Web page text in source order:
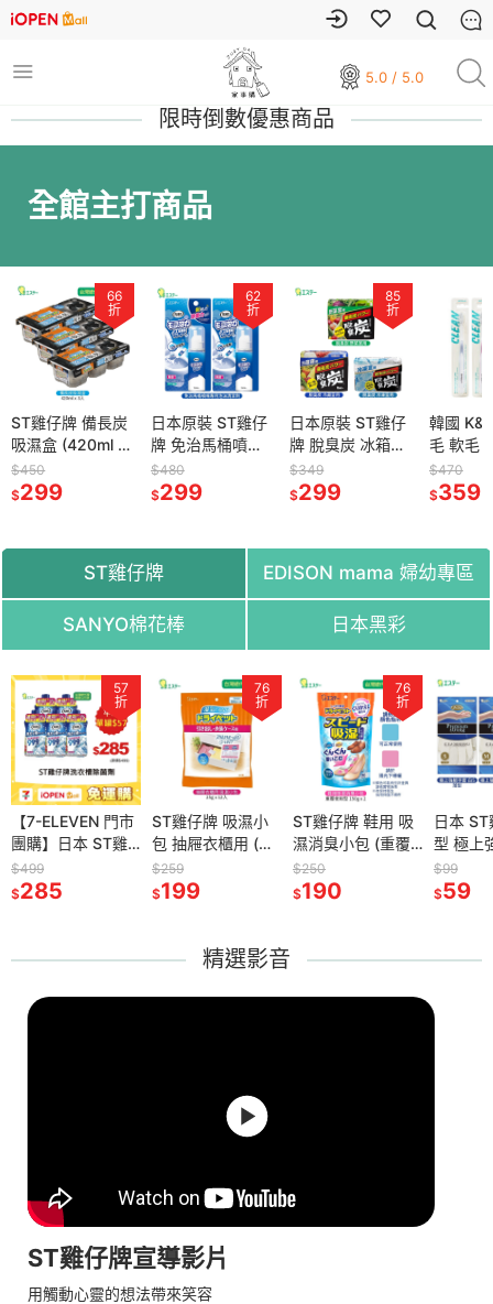
5.0 / 5.0
限時倒數優惠商品
全館主打商品
66
折
ST雞仔牌 備長炭
吸濕盒 (420ml x
3入) 三入組
$450
$299
62
折
日本原裝 ST雞仔
牌 免治馬桶噴嘴
專用泡沫清潔劑
噴嘴清潔 慕絲清
$480
$299
85
折
日本原裝 ST雞仔
牌 脫臭炭 冰箱組
合(冷藏+冷凍+野
菜室)
$349
$299
韓國
毛 軟毛
隨機色 6
$470
$359
ST雞仔牌 EDISON mama 婦幼專區
SANYO棉花棒 日本黑彩
57
折
【7-ELEVEN 門市
團購】日本 ST雞
仔牌 洗淨力
99.9% 洗衣槽 除
$499
$285
76
折
ST雞仔牌 吸濕小
包 抽屜衣櫃用 (衣
物.皮製品/25g x
12入)
$259
$199
76
折
ST雞仔牌 鞋用 吸
濕消臭小包 (重覆
使用型/150g x 2)
$250
$190
日本
型 極上
白色 家
掃 清潔
$99
$59
折
趣味 紙
模型 S
選 (適用
折
日本 EDISON
mama 嬰幼兒學習
餐具組 (叉子+湯
匙/附收納盒/9個月
折
日本 EDISON
mama 嬰幼兒 星星
學習餐具(叉子+湯
匙) 2入組 冰雪奇
折
日本 EDISON
mama 糖果造型 舌
苔刷 含收納盒 綠
日本
櫻花抗
棉花棒
$125
$99
精選影音
ST雞仔牌宣導影片
用觸動心靈的想法帶來笑容